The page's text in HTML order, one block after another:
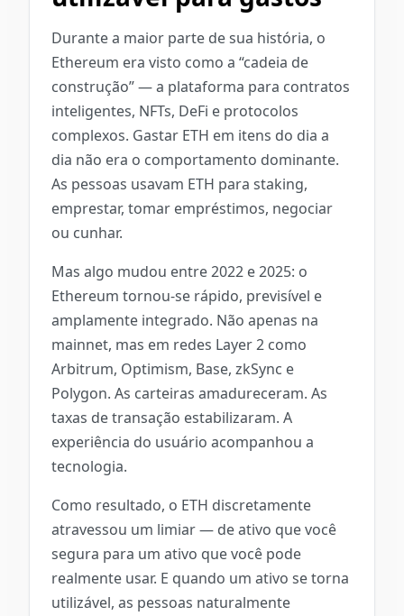
Durante a maior parte de sua história, o
Ethereum era visto como a “cadeia de
construção” — a plataforma para contratos
inteligentes, NFTs, DeFi e protocolos
complexos. Gastar ETH em itens do dia a
dia não era o comportamento dominante.
As pessoas usavam ETH para staking,
emprestar, tomar empréstimos, negociar
ou cunhar.
Mas algo mudou entre 2022 e 2025: o
Ethereum tornou-se rápido, previsível e
amplamente integrado. Não apenas na
mainnet, mas em redes Layer 2 como
Arbitrum, Optimism, Base, zkSync e
Polygon. As carteiras amadureceram. As
taxas de transação estabilizaram. A
experiência do usuário acompanhou a
tecnologia.
Como resultado, o ETH discretamente
atravessou um limiar — de ativo que você
segura para um ativo que você pode
realmente usar. E quando um ativo se torna
utilizável, as pessoas naturalmente